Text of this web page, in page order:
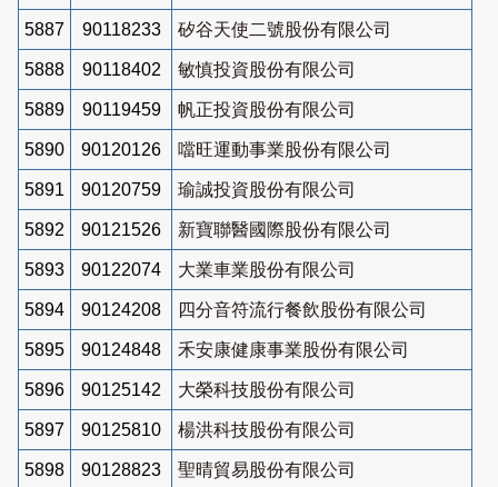
5887 90118233 矽谷天使二號股份有限公司
5888 90118402 敏慎投資股份有限公司
5889 90119459 帆正投資股份有限公司
5890 90120126 噹旺運動事業股份有限公司
5891 90120759 瑜誠投資股份有限公司
5892 90121526 新寶聯醫國際股份有限公司
5893 90122074 大業車業股份有限公司
5894 90124208 四分音符流行餐飲股份有限公司
5895 90124848 禾安康健康事業股份有限公司
5896 90125142 大榮科技股份有限公司
5897 90125810 楊洪科技股份有限公司
5898 90128823 聖晴貿易股份有限公司